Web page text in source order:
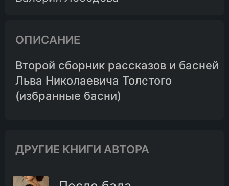
09.Волк и журавль
10.Орел
ОПИСАНИЕ
Второй сборник рассказов и басней
Льва Николаевича Толстого
(избранные басни)
ДРУГИЕ КНИГИ АВТОРА